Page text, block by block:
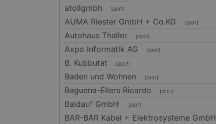
atollgmbh [2007]
AUMA Riester GmbH + Co.KG [2007]
Autohaus Thaller [2007]
Axpo Informatik AG [2007]
B. Kubbutat [2007]
Baden und Wohnen [2007]
Baguena-Ellers Ricardo [2007]
Baldauf GmbH [2007]
BAR-BAR Kabel + Elektrosysteme GmbH